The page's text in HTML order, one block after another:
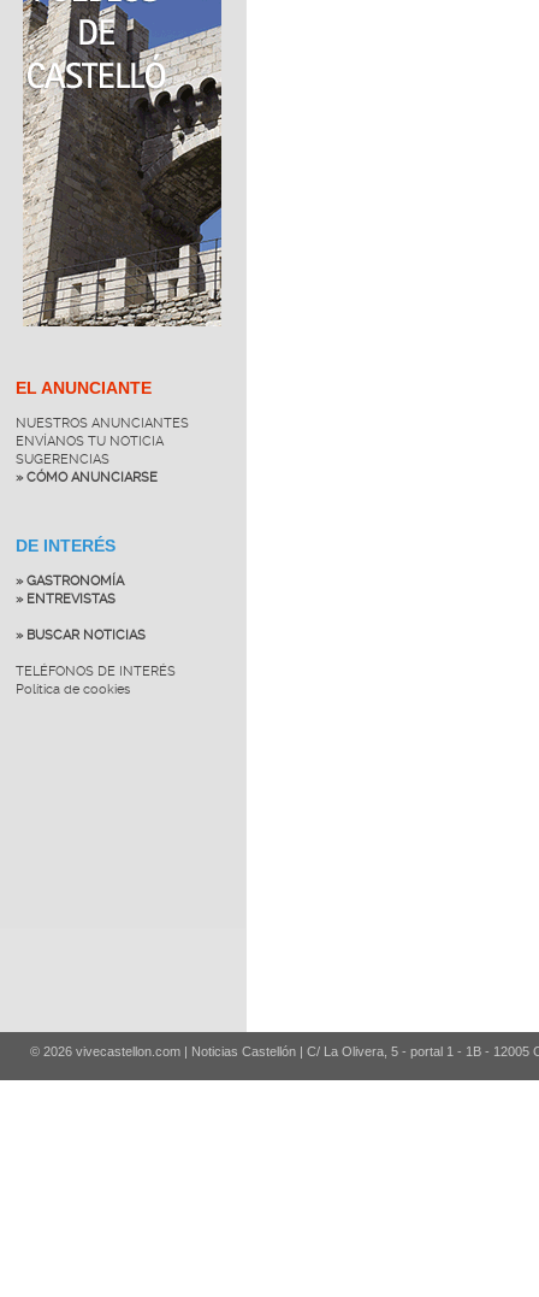
EL ANUNCIANTE
NUESTROS ANUNCIANTES
ENVÍANOS TU NOTICIA
SUGERENCIAS
» CÓMO ANUNCIARSE
DE INTERÉS
» GASTRONOMÍA
» ENTREVISTAS
» BUSCAR NOTICIAS
TELÉFONOS DE INTERÉS
Política de cookies
© 2026 vivecastellon.com | Noticias Castellón | C/ La Olivera, 5 - portal 1 - 1B - 12005